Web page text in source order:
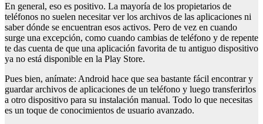
En general, eso es positivo. La mayoría de los propietarios de
teléfonos no suelen necesitar ver los archivos de las aplicaciones ni
saber dónde se encuentran esos activos. Pero de vez en cuando
surge una excepción, como cuando cambias de teléfono y de repente
te das cuenta de que una aplicación favorita de tu antiguo dispositivo
ya no está disponible en la Play Store.
Pues bien, anímate: Android hace que sea bastante fácil encontrar y
guardar archivos de aplicaciones de un teléfono y luego transferirlos
a otro dispositivo para su instalación manual. Todo lo que necesitas
es un toque de conocimientos de usuario avanzado.